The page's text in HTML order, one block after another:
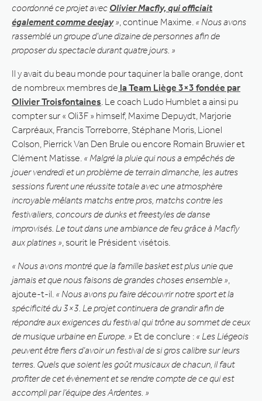
coordonné ce projet avec Olivier Macfly, qui officiait
également comme deejay» , continue Maxime. « Nous avons
rassemblé un groupe d’une dizaine de personnes afin de
proposer du spectacle durant quatre jours. »
Il y avait du beau monde pour taquiner la balle orange, dont
de nombreux membres de la Team Liège 3×3 fondée par
Olivier Troisfontaines . Le coach Ludo Humblet a ainsi pu
compter sur « Oli3F » himself, Maxime Depuydt, Marjorie
Carpréaux, Francis Torreborre, Stéphane Moris, Lionel
Colson, Pierrick Van Den Brule ou encore Romain Bruwier et
Clément Matisse. « Malgré la pluie qui nous a empêchés de
jouer vendredi et un problème de terrain dimanche, les autres
sessions furent une réussite totale avec une atmosphère
incroyable mêlants matchs entre pros, matchs contre les
festivaliers, concours de dunks et freestyles de danse
improvisés. Le tout dans une ambiance de feu grâce à Macfly
aux platines » , sourit le Président visétois.
« Nous avons montré que la famille basket est plus unie que
jamais et que nous faisons de grandes choses ensemble »
ajoute-t-il. « Nous avons pu faire découvrir notre sport et la
spécificité du 3×3. Le projet continuera de grandir afin de
répondre aux exigences du festival qui trône au sommet de ceux
de musique urbaine en Europe. » Et de conclure : « Les Liégeois
peuvent être fiers d’avoir un festival de si gros calibre sur leurs
terres. Quels que soient les goût musicaux de chacun, il faut
profiter de cet évènement et se rendre compte de ce qui est
accompli par l’équipe des Ardentes. »